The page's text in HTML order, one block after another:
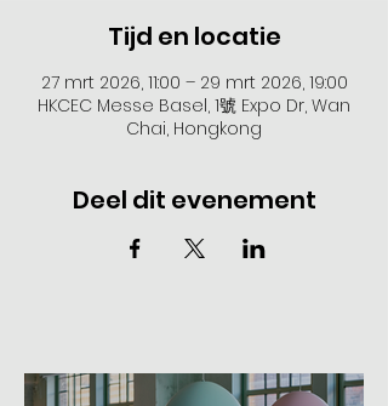
Tijd en locatie
27 mrt 2026, 11:00 – 29 mrt 2026, 19:00
HKCEC Messe Basel, 1號 Expo Dr, Wan
Chai, Hongkong
Deel dit evenement